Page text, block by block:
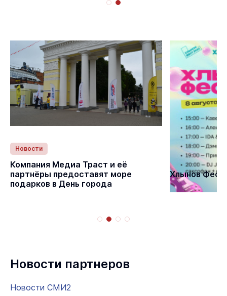
Новости
Компания Медиа Траст и её
партнёры предоставят море
подарков в День города
Статьи
Хлынов Фест
Новости партнеров
Новости СМИ2